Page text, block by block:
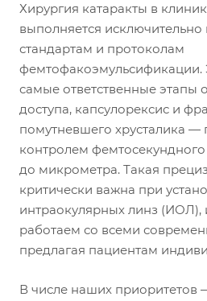
Хирургия катаракты в
выполняется
стандартам и протоколам
фемтофакоэмульсификации.
самые ответственные
доступа, капсулорексис и
помутневшего хрусталика —
контролем фемтосекундного
до микрометра. Такая
критически важна при
интраокулярных линз
работаем со всеми
предлагая пациентам
В числе наших приоритетов